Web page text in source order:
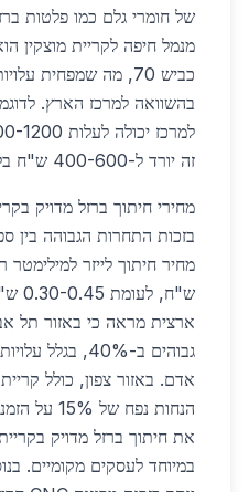
של חומרי גלם כמו פלטות
בהשוואה למרכז הארץ.
זה יורד ל-400-600 ש"ח בלבד בשנת 2026.
מחירי חיתוך ברזל מדויק
ארצית מראה כי באזור תל
גבוהים ב-40%,
אדם. באזור צפון, כולל
את חיתוך ברזל מדויק
במיוחד לעסקים מקומיים.